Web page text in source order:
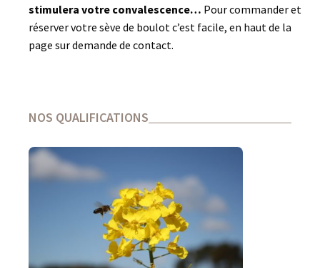
stimulera votre convalescence… Pour commander et
réserver votre sève de boulot c’est facile, en haut de la
page sur demande de contact.
NOS QUALIFICATIONS